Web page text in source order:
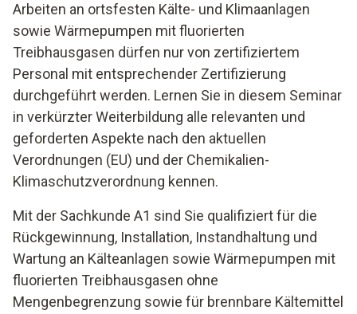
Arbeiten an ortsfesten Kälte- und Klimaanlagen
sowie Wärmepumpen mit fluorierten
Treibhausgasen dürfen nur von zertifiziertem
Personal mit entsprechender Zertifizierung
durchgeführt werden. Lernen Sie in diesem Seminar
in verkürzter Weiterbildung alle relevanten und
geforderten Aspekte nach den aktuellen
Verordnungen (EU) und der Chemikalien-
Klimaschutzverordnung kennen.
Mit der Sachkunde A1 sind Sie qualifiziert für die
Rückgewinnung, Installation, Instandhaltung und
Wartung an Kälteanlagen sowie Wärmepumpen mit
fluorierten Treibhausgasen ohne
Mengenbegrenzung sowie für brennbare Kältemittel